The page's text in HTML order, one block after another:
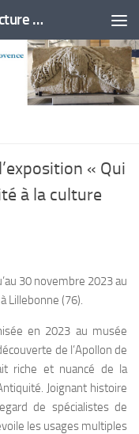
Institut de Recherche sur l'Architecture Antique
« Qui
à la culture
30 novembre 2023 au
Lillebonne (76).
en 2023 au musée
de l’Apollon de
riche et nuancé de la
Joignant histoire
de spécialistes de
les usages multiples